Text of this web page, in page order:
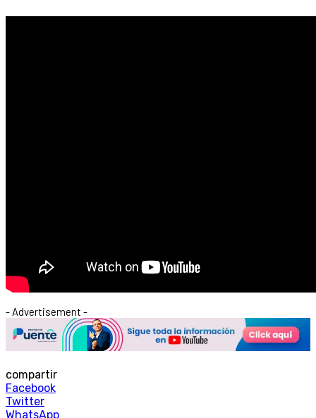
- Advertisement -
compartir
Facebook
Twitter
WhatsApp